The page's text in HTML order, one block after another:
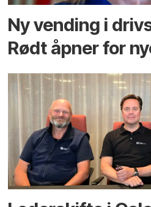
Ny vending i
Rødt åpner for